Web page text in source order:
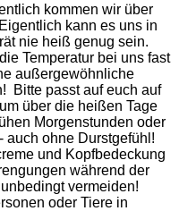
kommen wir über
kann es uns in
nie heiß genug sein.
Temperatur bei uns fast
außergewöhnliche
Bitte passt auf euch auf
über die heißen Tage
Morgenstunden oder
auch ohne Durstgefühl!
und Kopfbedeckung
während der
vermeiden!
oder Tiere in